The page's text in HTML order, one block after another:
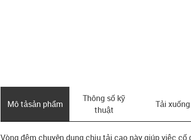
Mô tả­sản phẩm
Thông số kỹ
thuật
Tải xuống
Vòng đệm chuyên dụng chịu tải cao này giúp việc